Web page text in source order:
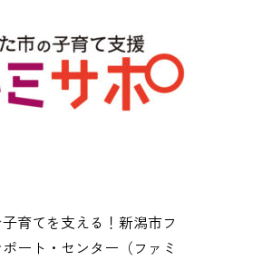
育てを支える！新潟市フ
ート・センター（ファミ